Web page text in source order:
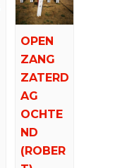
OPEN
ZANG
ZATERD
AG
OCHTE
ND
(ROBER